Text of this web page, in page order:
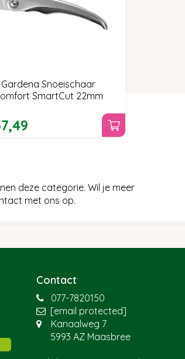
Gardena Snoeischaar
SmartCut 22mm
,49
deze categorie. Wil je meer
met ons op.
Contact
077-7820150
[email protected]
Kanaalweg 7
5993 AZ Maasbree